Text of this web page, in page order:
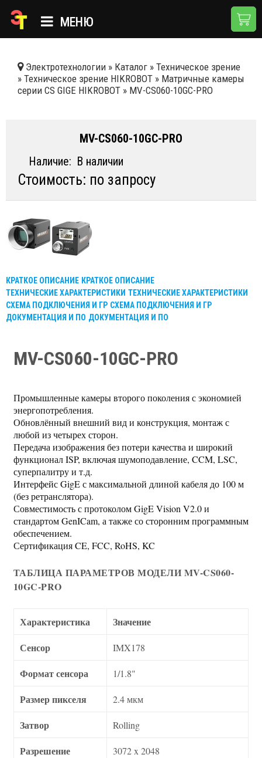
МЕНЮ
КАТАЛОГ
НОВОСТИ
ДОСТАВКА И ОПЛАТА
КОНТАКТЫ
Электротехнологии » Каталог » Техническое зрение
» Техническое зрение HIKROBOT » Матричные камеры
серии CS GIGE HIKROBOT » MV-CS060-10GC-PRO
MV-CS060-10GC-PRO
Наличие: В наличии
Стоимость: по запросу
КРАТКОЕ ОПИСАНИЕ КРАТКОЕ ОПИСАНИЕ
ТЕХНИЧЕСКИЕ ХАРАКТЕРИСТИКИ ТЕХНИЧЕСКИЕ ХАРАКТЕРИСТИКИ
СХЕМА ПОДКЛЮЧЕНИЯ И ГР СХЕМА ПОДКЛЮЧЕНИЯ И ГР
ДОКУМЕНТАЦИЯ И ПО ДОКУМЕНТАЦИЯ И ПО
MV-CS060-10GC-PRO
Промышленные камеры второго поколения с экономией
энергопотребления.
Обновлённый внешний вид и конструкция, монтаж с
любой из четырех сторон.
Передача изображения без потери качества и широкий
функционал ISP, включая шумоподавление, CCM, LSC,
суперпалитру и т.д.
Интерфейс GigE с максимальной длиной кабеля до 100 м
(без ретранслятора).
Совместимость с протоколом GigE Vision V2.0 и
стандартом GenICam, а также со сторонним программным
обеспечением.
Сертификация CE, FCC, RoHS, KC
ТАБЛИЦА ПАРАМЕТРОВ МОДЕЛИ MV-CS060-
10GC-PRO
Характеристика
Значение
Сенсор
IMX178
Формат сенсора 1/1.8"
Размер пикселя 2.4 мкм
Затвор Rolling
Разрешение 3072 x 2048